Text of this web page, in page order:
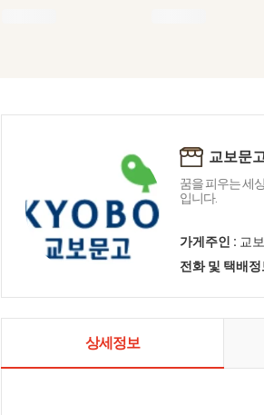
교보문
꿈을 피우는 세
입니다.
가게주인 : 교
전화 및 택배정
상세정보